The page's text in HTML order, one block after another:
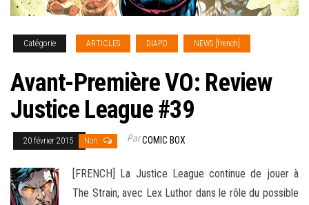
Catégorie ARTICLES DIAPO NEWS [french]
Avant-Première VO: Review
Justice League #39
20 février 2015 Non ParCOMIC BOX
[FRENCH] La Justice League continue de jouer à
The Strain, avec Lex Luthor dans le rôle du possible